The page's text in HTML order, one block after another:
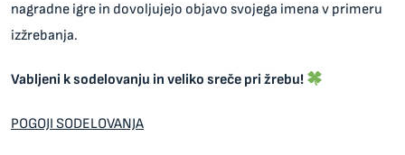
nagradne igre in dovoljujejo objavo svojega imena v primeru
izžrebanja.
Vabljeni k sodelovanju in veliko sreče pri žrebu!
POGOJI SODELOVANJA